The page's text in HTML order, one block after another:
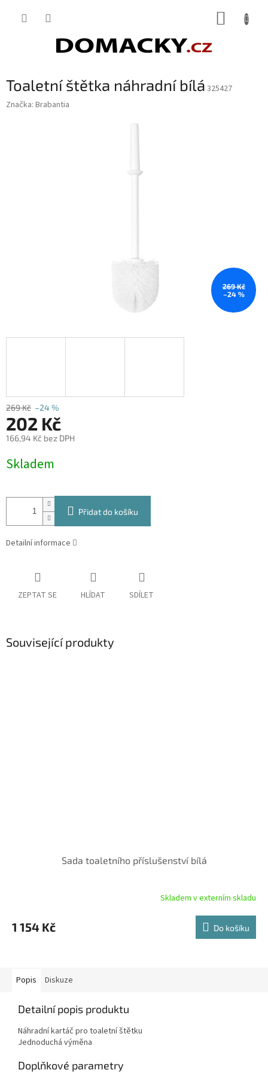
Toaletní štětka náhradní bílá 325427
Značka: Brabantia
269 Kč
–24 %
269 Kč –24 %
202 Kč
166,94 Kč bez DPH
cena:
Skladem
Přidat do košíku
Detailní informace
ZEPTAT SE HLÍDAT SDÍLET
Související produkty
Sada toaletního příslušenství bílá
Skladem v externím skladu
1 154 Kč Do košíku
Popis Diskuze
Detailní popis produktu
Náhradní kartáč pro toaletní štětku
Jednoduchá výměna
Doplňkové parametry